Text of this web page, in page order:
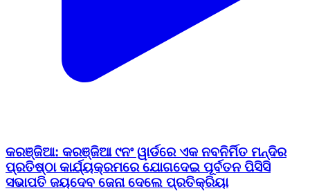
କରଞ୍ଜିଆ: କରଞ୍ଜିଆ ୯ନଂ ୱାର୍ଡରେ ଏକ ନବନିର୍ମିତ ମନ୍ଦିର
ପ୍ରତିଷ୍ଠା କାର୍ଯ୍ୟକ୍ରମରେ ଯୋଗଦେଇ ପୂର୍ବତନ ପିସିସି
ସଭାପତି ଜୟଦେବ ଜେନା ଦେଲେ ପ୍ରତିକ୍ରିୟା